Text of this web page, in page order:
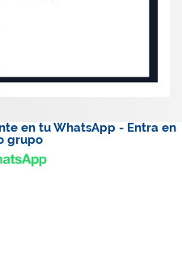
en tu WhatsApp - Entra en
grupo